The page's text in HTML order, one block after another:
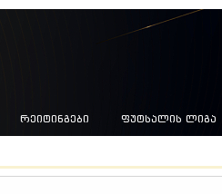
ᲠᲔᲘᲢᲘᲜᲒᲔᲑᲘ ᲤᲣᲢᲡᲐᲚᲘᲡ ᲚᲘᲒᲐ